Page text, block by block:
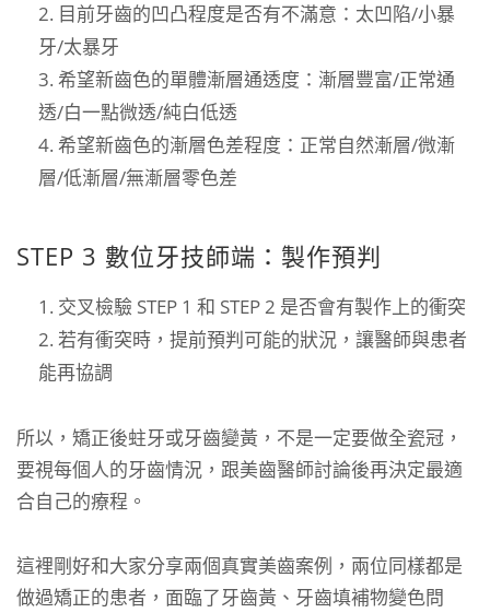
目前牙齒的凹凸程度是否有不滿意：太凹陷/小暴
牙/太暴牙
希望新齒色的單體漸層通透度：漸層豐富/正常通
透/白一點微透/純白低透
希望新齒色的漸層色差程度：正常自然漸層/微漸
層/低漸層/無漸層零色差
STEP 3 數位牙技師端：製作預判
交叉檢驗 STEP 1 和 STEP 2 是否會有製作上的衝突
若有衝突時，提前預判可能的狀況，讓醫師與患者
能再協調
所以，矯正後蛀牙或牙齒變黃，不是一定要做全瓷冠，
要視每個人的牙齒情況，跟美齒醫師討論後再決定最適
合自己的療程。
這裡剛好和大家分享兩個真實美齒案例，兩位同樣都是
做過矯正的患者，面臨了牙齒黃、牙齒填補物變色問